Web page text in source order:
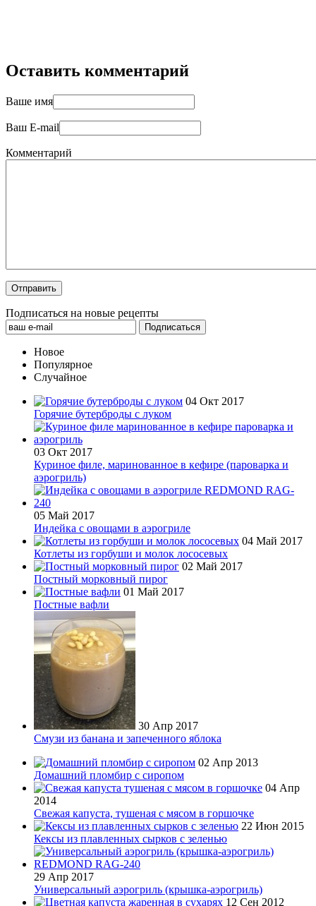
Оставить комментарий
Ваше имя
Ваш E-mail
Комментарий
Подписаться на новые рецепты
Новое
Популярное
Случайное
04 Окт 2017
Горячие бутерброды с луком
03 Окт 2017
Куриное филе, маринованное в кефире (пароварка и
аэрогриль)
05 Май 2017
Индейка с овощами в аэрогриле
04 Май 2017
Котлеты из горбуши и молок лососевых
02 Май 2017
Постный морковный пирог
01 Май 2017
Постные вафли
30 Апр 2017
Смузи из банана и запеченного яблока
02 Апр 2013
Домашний пломбир с сиропом
04 Апр
2014
Свежая капуста, тушеная с мясом в горшочке
22 Июн 2015
Кексы из плавленных сырков с зеленью
29 Апр 2017
Универсальный аэрогриль (крышка-аэрогриль)
12 Сен 2012